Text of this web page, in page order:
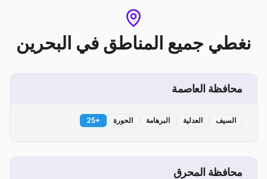
نغطي جميع المناطق في البحرين
محافظة العاصمة
السيف العدلية البرهامة الحورة +
25
محافظة المحرق